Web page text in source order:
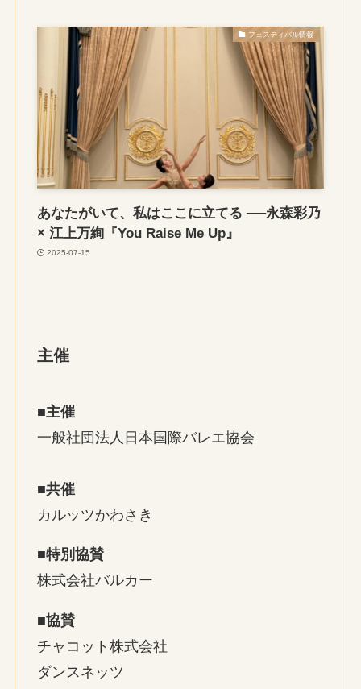
フェスティバル情報
あなたがいて、私はここに立てる ──永森彩乃
× 江上万絢『You Raise Me Up』
2025-07-15
主催
■主催
一般社団法人日本国際バレエ協会
■共催
カルッツかわさき
■特別協賛
株式会社バルカー
■協賛
チャコット株式会社
ダンスネッツ